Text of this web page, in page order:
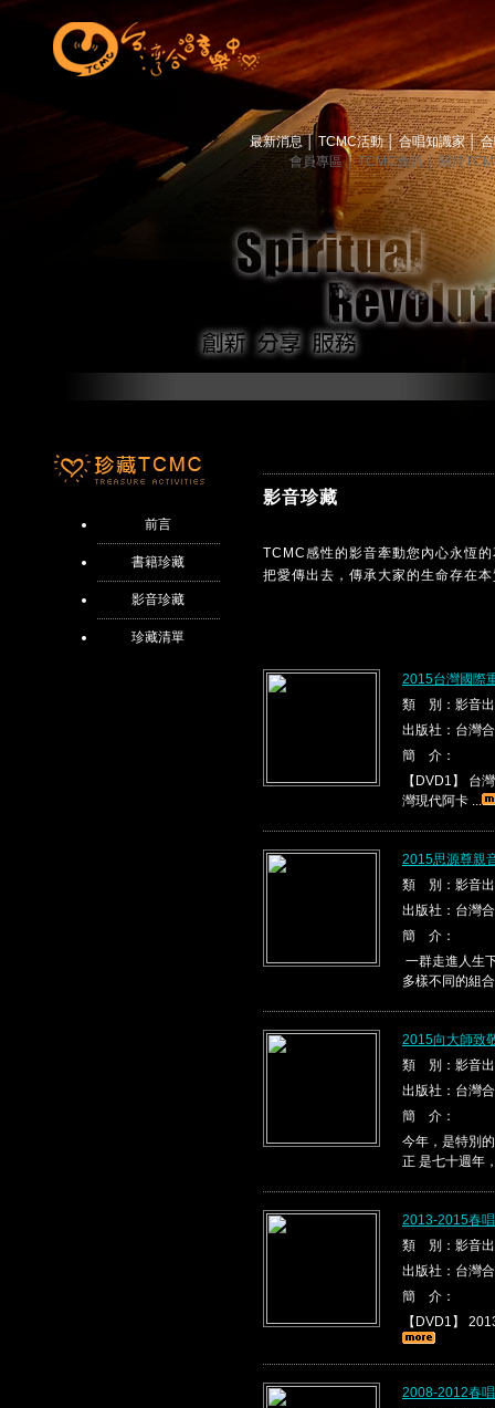
最新消息 TCMC活動│ 合唱知識家│
會員專區│ TCMC會訊│ 關於
前言
書籍珍藏
影音珍藏
珍藏清單
影音珍藏
TCMC感性的影音牽動您內心永恆
把愛傳出去，傳承大家的生命存在
2015台灣國際
類 別：影音
出版社：台灣
簡 介：
【DVD1】 台
灣現代阿卡 ...
2015思源尊親
類 別：影音
出版社：台灣
簡 介：
一群走進人生
多樣不同的組
2015向大師致
類 別：影音
出版社：台灣
簡 介：
今年，是特別
正 是七十週年
2013-2015春
類 別：影音
出版社：台灣
簡 介：
【DVD1】
2008-2012春